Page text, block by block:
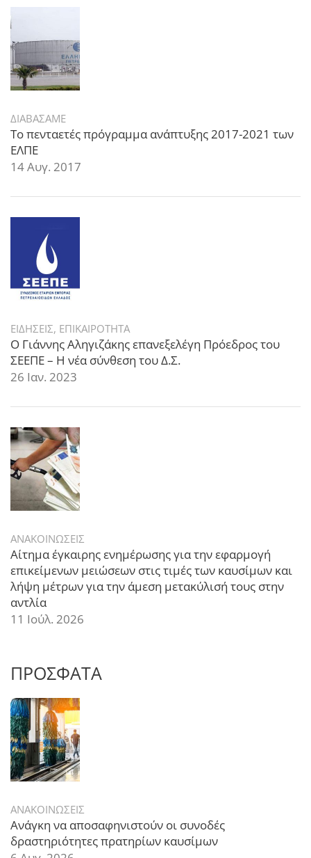
ΔΙΑΒΑΣΑΜΕ
Το πενταετές πρόγραμμα ανάπτυξης 2017-2021 των
ΕΛΠΕ
14 Αυγ. 2017
ΕΙΔΗΣΕΙΣ, ΕΠΙΚΑΙΡΟΤΗΤΑ
Ο Γιάννης Αληγιζάκης επανεξελέγη Πρόεδρος του
ΣΕΕΠΕ – Η νέα σύνθεση του Δ.Σ.
26 Ιαν. 2023
ΑΝΑΚΟΙΝΩΣΕΙΣ
Αίτημα έγκαιρης ενημέρωσης για την εφαρμογή
επικείμενων μειώσεων στις τιμές των καυσίμων και
λήψη μέτρων για την άμεση μετακύλισή τους στην
αντλία
11 Ιούλ. 2026
ΠΡΟΣΦΑΤΑ
ΑΝΑΚΟΙΝΩΣΕΙΣ
Ανάγκη να αποσαφηνιστούν οι συνοδές
δραστηριότητες πρατηρίων καυσίμων